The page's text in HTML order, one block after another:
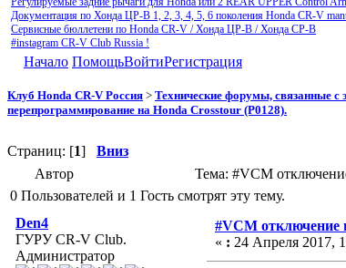
Документация по Хонда ЦР-В 1, 2, 3, 4, 5, 6 поколения Honda CR-V
Сервисные бюллетени по Honda CR-V / Хонда ЦР-В / Хонда СР-В
#instagram CR-V Club Russia !
Начало ПомощьВойтиРегистрация
Клуб Honda CR-V Россия > Технические форумы, связанные с
перепрограммирование на Honda Crosstour (P0128).
Страниц: [1] Вниз
Автор
Тема: #VCM
0 Пользователей и 1 Гость смотрят эту тему.
Den4
ГУРУ CR-V Club.
Администратор
#VCM отключение
« : 24 Апреля 2017,